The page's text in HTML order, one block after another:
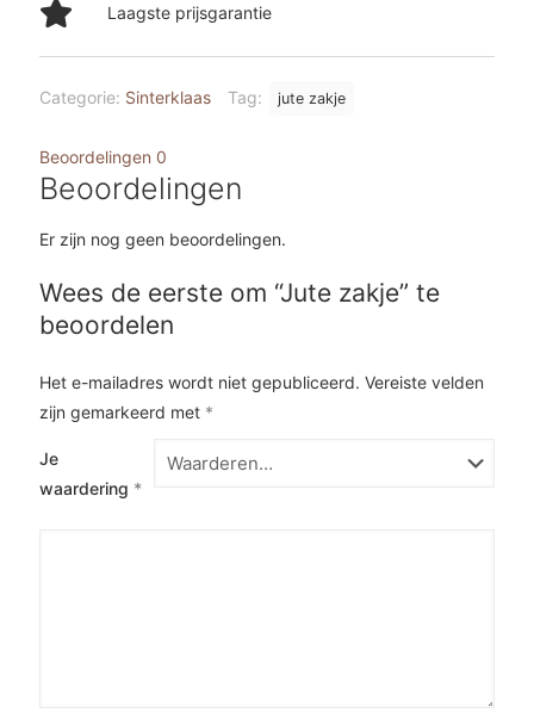
Laagste prijsgarantie
Categorie: Sinterklaas Tag: jute zakje
Beoordelingen 0
Beoordelingen
Er zijn nog geen beoordelingen.
Wees de eerste om “Jute zakje” te
beoordelen
Het e-mailadres wordt niet gepubliceerd. Vereiste velden
zijn gemarkeerd met *
Je
waardering *